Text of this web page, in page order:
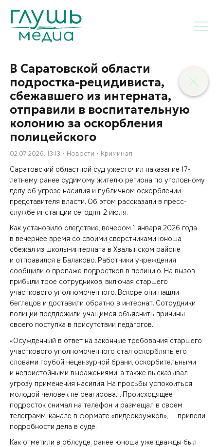
В Саратовской области
подростка-рецидивиста,
сбежавшего из интерната,
отправили в воспитательную
колонию за оскорбления
полицейского
02.07.2026, 13:13 Новости Криминал
Саратовский областной суд ужесточил наказание 17-
летнему ранее судимому жителю региона по уголовному
делу об угрозе насилия и публичном оскорблении
представителя власти. Об этом рассказали в пресс-
службе инстанции сегодня, 2 июля.
Как установило следствие, вечером 1 января 2026 года
в вечернее время со своими сверстниками юноша
сбежал из школы-интерната в Хвалынском районе
и отправился в Балаково. Работники учреждения
сообщили о пропаже подростков в полицию. На вызов
прибыли трое сотрудников, включая старшего
участкового уполномоченного. Вскоре они нашли
беглецов и доставили обратно в интернат. Сотрудники
полиции предложили учащимся объяснить причины
своего поступка в присутствии педагогов.
«Осужденный в ответ на законные требования старшего
участкового уполномоченного стал оскорблять его
словами грубой нецензурной брани, оскорбительными
и непристойными выражениями, а также высказывал
угрозу применения насилия. На просьбы успокоиться
молодой человек не реагировал. Происходящее
подросток снимал на телефон и размещал в своем
телеграмм-канале в формате «видеокружков», — привели
подробности дела в суде.
Как отметили в облсуде, ранее юноша уже дважды был